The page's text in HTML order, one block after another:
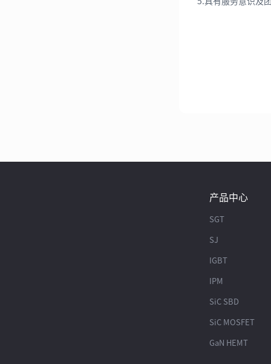
产品中心
SGT
SJ
IGBT
IPM
SiC SBD
SiC MOSFET
GaN HEMT